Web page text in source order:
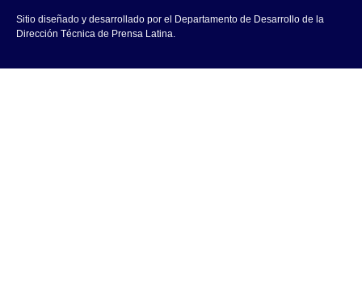
Sitio diseñado y desarrollado por el Departamento de Desarrollo de la
Dirección Técnica de Prensa Latina.